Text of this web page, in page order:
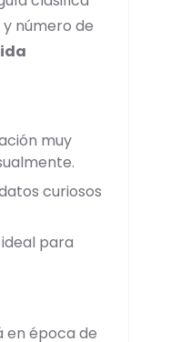
número de
muy
curiosos
para
en época de